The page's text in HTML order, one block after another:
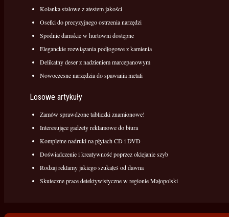
Kolanka stalowe z atestem jakości
Osełki do precyzyjnego ostrzenia narzędzi
Spodnie damskie w hurtowni dostępne
Eleganckie rozwiązania podłogowe z kamienia
Delikatny deser z nadzieniem marcepanowym
Nowoczesne narzędzia do spawania metali
Losowe artykuły
Zamów sprawdzone tabliczki znamionowe!
Interesujące gadżety reklamowe do biura
Kompletne nadruki na płytach CD i DVD
Doświadczenie i kreatywność poprzez oklejanie szyb
Rodzaj reklamy jakiego szukałeś od dawna
Skuteczne prace detektywistyczne w regionie Małopolski